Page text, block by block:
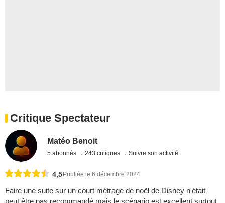
Critique Spectateur
Matéo Benoit
5 abonnés 243 critiques Suivre son activité
4,5 Publiée le 6 décembre 2024
Faire une suite sur un court métrage de noël de Disney n'était
peut être pas recommandé mais le scénario est excellent surtout